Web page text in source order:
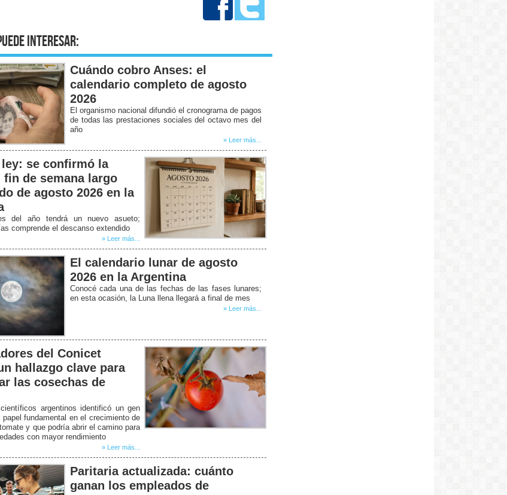
interesar:
Cuándo cobro Anses: el
calendario completo de agosto
2026
El organismo nacional difundió el cronograma de pagos
de todas las prestaciones sociales del octavo mes del
año
» Leer más...
ley: se confirmó la
fin de semana largo
de agosto 2026 en la
del año tendrá un nuevo asueto;
comprende el descanso extendido
» Leer más...
El calendario lunar de agosto
2026 en la Argentina
Conocé cada una de las fechas de las fases lunares;
en esta ocasión, la Luna llena llegará a final de mes
» Leer más...
del Conicet
hallazgo clave para
las cosechas de
argentinos identificó un gen
fundamental en el crecimiento de
y que podría abrir el camino para
con mayor rendimiento
» Leer más...
Paritaria actualizada: cuánto
ganan los empleados de